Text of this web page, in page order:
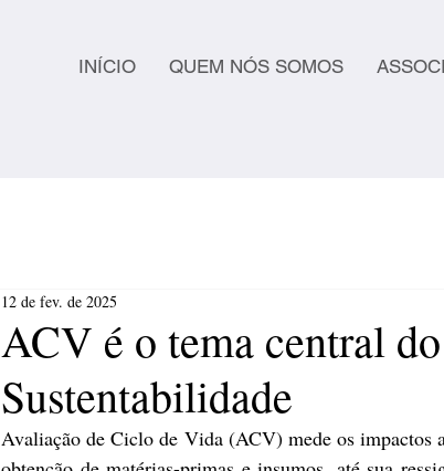
INÍCIO QUEM NÓS SOMOS
ACV é o tema central
Sustentabilidade
12 de fev. de 2025
Avaliação de Ciclo de Vida (ACV) mede os impactos